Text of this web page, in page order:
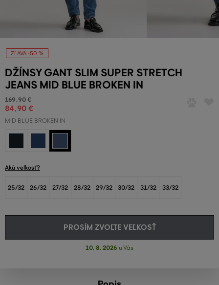
ZĽAVA -50 %
DŽÍNSY GANT SLIM SUPER STRETCH
JEANS MID BLUE BROKEN IN
169,90 €
84,90 €
MID BLUE BROKEN IN
Akú veľkosť?
25/32 26/32 27/32 28/32 29/32 30/32 31/32 33/32
PROSÍM ZVOĽTE VEĽKOSŤ
10. 8. 2026 u Vás